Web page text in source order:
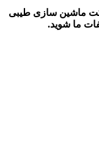
ماشین سازی طیبی
ما شوید.